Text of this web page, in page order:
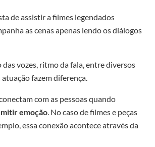
de assistir a filmes legendados
as cenas apenas lendo os diálogos
das vozes, ritmo da fala, entre diversos
fazem diferença.
com as pessoas quando
emoção. No caso de filmes e peças
essa conexão acontece através da